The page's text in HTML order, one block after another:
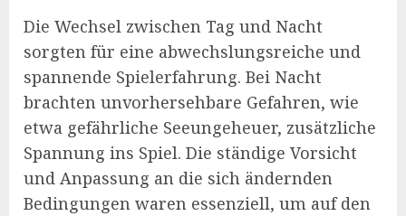
Die Wechsel zwischen Tag und Nacht
sorgten für eine abwechslungsreiche und
spannende Spielerfahrung. Bei Nacht
brachten unvorhersehbare Gefahren, wie
etwa gefährliche Seeungeheuer, zusätzliche
Spannung ins Spiel. Die ständige Vorsicht
und Anpassung an die sich ändernden
Bedingungen waren essenziell, um auf den